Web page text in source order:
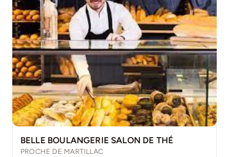
BELLE BOULANGERIE SALON DE THÉ
PROCHE DE MARTILLAC